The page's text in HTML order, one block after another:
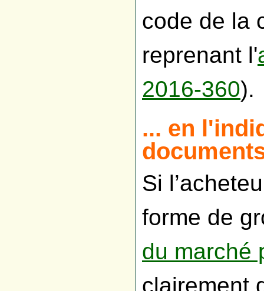
code de la
reprenant l'
2016-360).
... en
Si
forme de
du marché
clairement